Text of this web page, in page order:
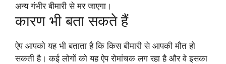
अन्य गंभीर बीमारी से मर जाएगा।
कारण भी बता सकते हैं
ऐप आपको यह भी बताता है कि किस बीमारी से आपकी मौत हो
सकती है। कई लोगों को यह ऐप रोमांचक लग रहा है और वे इसका